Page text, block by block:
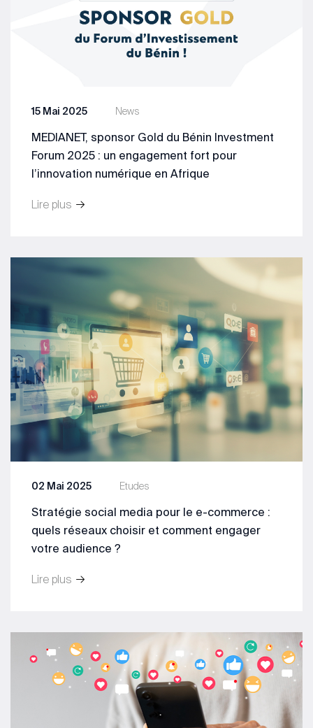
News
15 Mai 2025
MEDIANET, sponsor Gold du Bénin Investment
Forum 2025 : un engagement fort pour
l’innovation numérique en Afrique
Lire plus
Etudes
02 Mai 2025
Stratégie social media pour le e-commerce :
quels réseaux choisir et comment engager
votre audience ?
Lire plus